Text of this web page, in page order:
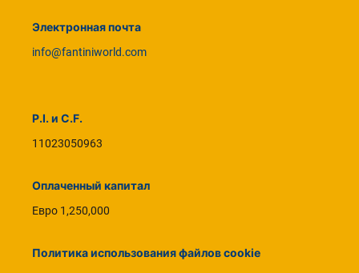
Электронная почта
info@fantiniworld.com
P.I. и C.F.
11023050963
Оплаченный капитал
Евро 1,250,000
Политика использования файлов cookie